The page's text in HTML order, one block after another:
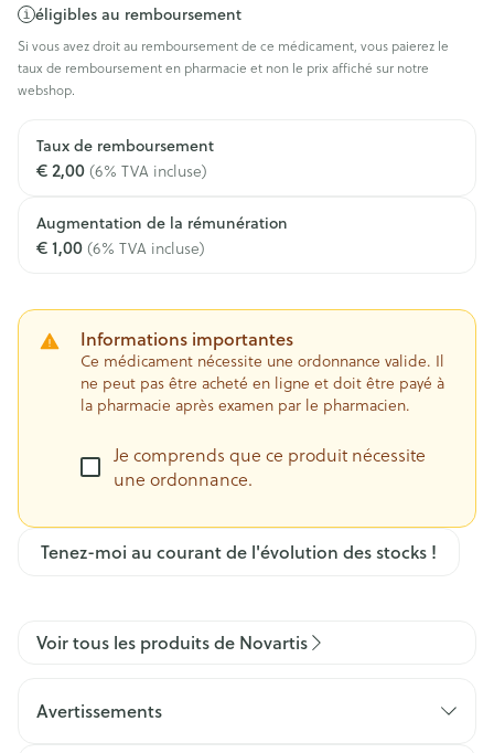
éligibles au remboursement
Si vous avez droit au remboursement de ce médicament, vous paierez le
taux de remboursement en pharmacie et non le prix affiché sur notre
webshop.
Taux de remboursement
€ 2,00 (6% TVA incluse)
Augmentation de la rémunération
€ 1,00 (6% TVA incluse)
Informations importantes
Ce médicament nécessite une ordonnance valide. Il
ne peut pas être acheté en ligne et doit être payé à
la pharmacie après examen par le pharmacien.
Je comprends que ce produit nécessite
une ordonnance.
Tenez-moi au courant de l'évolution des stocks !
Voir tous les produits de Novartis
Avertissements